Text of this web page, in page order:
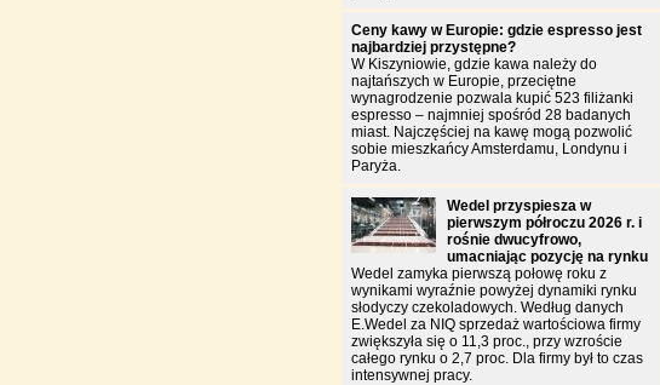
Ceny kawy w Europie: gdzie espresso jest
najbardziej przystępne?
W Kiszyniowie, gdzie kawa należy do
najtańszych w Europie, przeciętne
wynagrodzenie pozwala kupić 523 filiżanki
espresso – najmniej spośród 28 badanych
miast. Najczęściej na kawę mogą pozwolić
sobie mieszkańcy Amsterdamu, Londynu i
Paryża.
Wedel przyspiesza w
pierwszym półroczu 2026 r. i
rośnie dwucyfrowo,
umacniając pozycję na rynku
Wedel zamyka pierwszą połowę roku z
wynikami wyraźnie powyżej dynamiki rynku
słodyczy czekoladowych. Według danych
E.Wedel za NIQ sprzedaż wartościowa firmy
zwiększyła się o 11,3 proc., przy wzroście
całego rynku o 2,7 proc. Dla firmy był to czas
intensywnej pracy.